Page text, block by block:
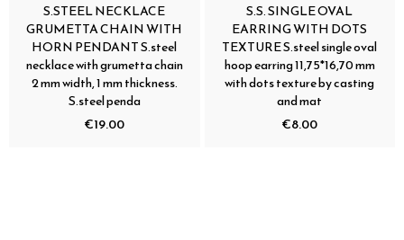
S.STEEL NECKLACE
GRUMETTA CHAIN WITH
HORN PENDANT S.steel
necklace with grumetta chain
2 mm width, 1 mm thickness.
S.steel penda
€19.00
S.S. SINGLE OVAL
EARRING WITH DOTS
TEXTURE S.steel single oval
hoop earring 11,75*16,70 mm
with dots texture by casting
and mat
€8.00